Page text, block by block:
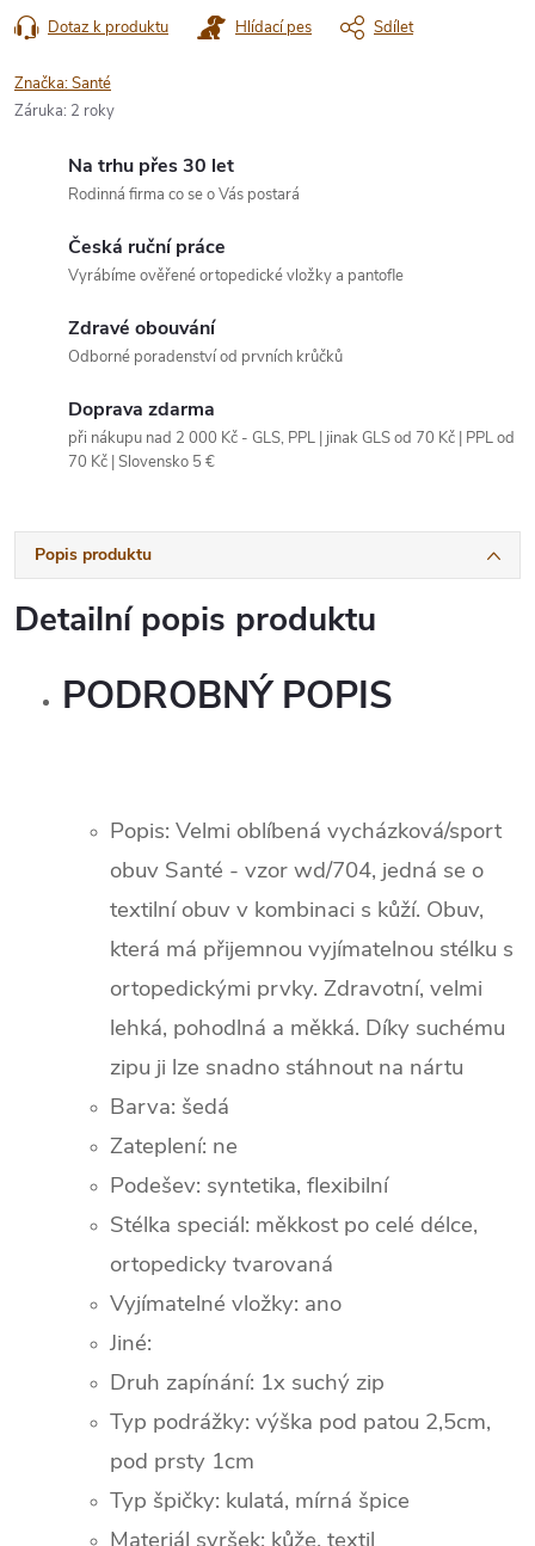
Dotaz k produktu Hlídací pes Sdílet
Značka:Santé
Záruka: 2 roky
Na trhu přes 30 let
Rodinná firma co se o Vás postará
Česká ruční práce
Vyrábíme ověřené ortopedické vložky a pantofle
Zdravé obouvání
Odborné poradenství od prvních krůčků
Doprava zdarma
při nákupu nad 2 000 Kč - GLS, PPL | jinak GLS od 70 Kč | PPL od
70 Kč | Slovensko 5 €
Popis produktu
Detailní popis produktu
PODROBNÝ POPIS
Popis: Velmi oblíbená vycházková/sport
obuv Santé - vzor wd/704, jedná se o
textilní obuv v kombinaci s kůží. Obuv,
která má přijemnou vyjímatelnou stélku s
ortopedickými prvky. Zdravotní, velmi
lehká, pohodlná a měkká. Díky suchému
zipu ji lze snadno stáhnout na nártu
Barva: šedá
Zateplení: ne
Podešev: syntetika, flexibilní
Stélka speciál: měkkost po celé délce,
ortopedicky tvarovaná
Vyjímatelné vložky: ano
Jiné:
Druh zapínání: 1x suchý zip
Typ podrážky: výška pod patou 2,5cm,
pod prsty 1cm
Typ špičky: kulatá, mírná špice
Materiál svršek: kůže, textil